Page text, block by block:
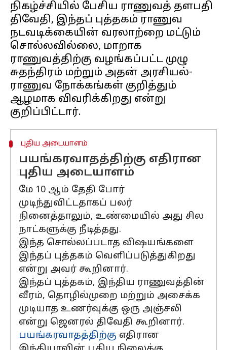
நிகழ்ச்சியில் பேசிய ராணுவத் தளபதி
திவேதி, இந்தப் புத்தகம் ராணுவ
நடவடிக்கையின் வரலாற்றை மட்டும்
சொல்லவில்லை, மாறாக
ராணுவத்திற்கு வழங்கப்பட்ட முழு
சுதந்திரம் மற்றும் அதன் அரசியல்-
ராணுவ நோக்கங்கள் குறித்தும்
ஆழமாக விவரிக்கிறது என்று
புதிய அடையாளம்
பயங்கரவாதத்திற்கு எதிரான
புதிய அடையாளம்
மே 10 ஆம் தேதி போர்
முடிந்துவிட்டதாகப் பலர்
நினைத்தாலும், உண்மையில் அது சில
நாட்களுக்கு நீடித்தது.
இந்த சொல்லப்படாத விஷயங்களை
இந்தப் புத்தகம் வெளிப்படுத்துகிறது
என்று அவர் கூறினார்.
இந்தப் புத்தகம், இந்திய ராணுவத்தின்
வீரம், தொழில்முறை மற்றும் அசைக்க
முடியாத உணர்வுக்கு ஒரு அஞ்சலி
என்று ஜெனரல் திவேதி கூறினார்.
பயங்கரவாதத்திற்கு எதிரான